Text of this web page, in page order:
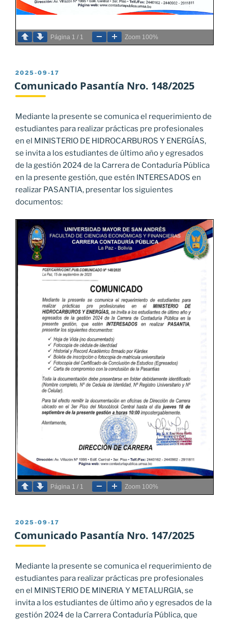
Página 1 / 1 Zoom 100%
PUBLICADO
EL
2025-09-17
Comunicado Pasantía Nro. 148/2025
Mediante la presente se comunica el requerimiento de
estudiantes para realizar prácticas pre profesionales
en el MINISTERIO DE HIDROCARBUROS Y ENERGÍAS,
se invita a los estudiantes de último año y egresados
de la gestión 2024 de la Carrera de Contaduría Pública
en la presente gestión, que estén INTERESADOS en
realizar PASANTIA, presentar los siguientes
documentos:
Página 1 / 1 Zoom 100%
PUBLICADO
EL
2025-09-17
Comunicado Pasantía Nro. 147/2025
Mediante la presente se comunica el requerimiento de
estudiantes para realizar prácticas pre profesionales
en el MINISTERIO DE MINERIA Y METALURGIA, se
invita a los estudiantes de último año y egresados de la
gestión 2024 de la Carrera Contaduría Pública, que